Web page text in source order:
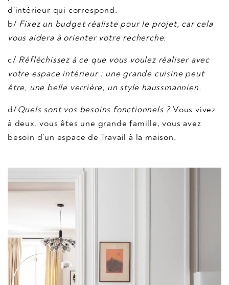
d’intérieur qui correspond.
b/ Fixez un budget réaliste pour le projet, car cela
vous aidera à orienter votre recherche.
c/ Réfléchissez à ce que vous voulez réaliser avec
votre espace intérieur : une grande cuisine peut
être, une belle verrière, un style haussmannien.
d/Quels sont vos besoins fonctionnels ?Vous vivez
à deux, vous êtes une grande famille, vous avez
besoin d’un espace de Travail à la maison.